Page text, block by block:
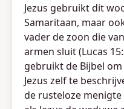
Jezus gebruikt dit
Samaritaan, maar
vader de zoon die
armen sluit (Lucas
gebruikt de Bijbel
Jezus zelf te
de rusteloze